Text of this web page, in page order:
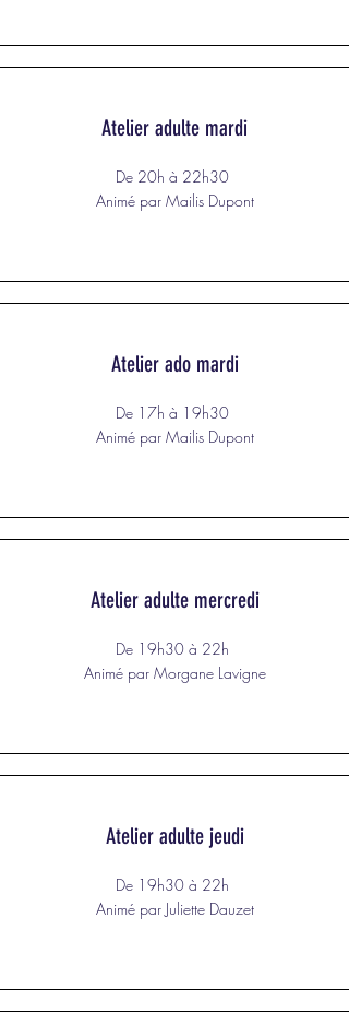
Atelier adulte mardi
De 20h à 22h30
Animé par Mailis Dupont
Atelier ado mardi
De 17h à 19h30
Animé par Mailis Dupont
Atelier adulte mercredi
De 19h30 à 22h
Animé par Morgane Lavigne
Atelier adulte jeudi
De 19h30 à 22h
Animé par Juliette Dauzet